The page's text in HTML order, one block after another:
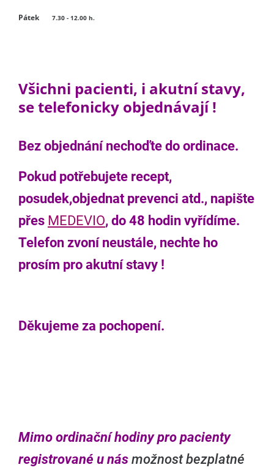
Pátek 7.30 - 12.00 h.
Všichni pacienti, i akutní stavy,
se telefonicky objednávají !
Bez objednání nechoďte do ordinace.
Pokud potřebujete recept,
posudek,objednat prevenci atd., napište
přes MEDEVIO, do 48 hodin vyřídíme.
Telefon zvoní neustále, nechte ho
prosím pro akutní stavy !
Děkujeme za pochopení.
Mimo ordinační hodiny pro pacienty
registrované u nás možnost bezplatné